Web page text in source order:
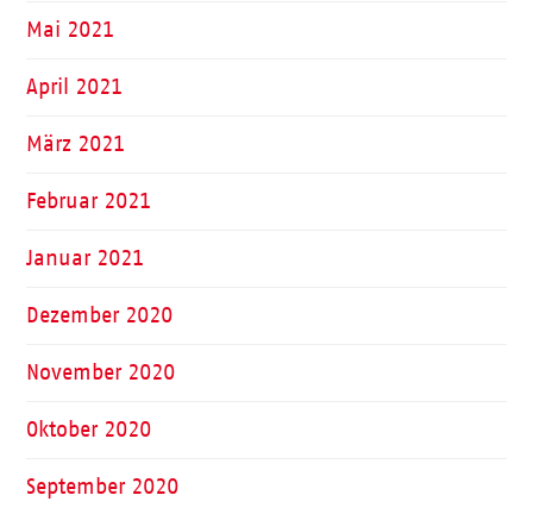
Mai 2021
April 2021
März 2021
Februar 2021
Januar 2021
Dezember 2020
November 2020
Oktober 2020
September 2020